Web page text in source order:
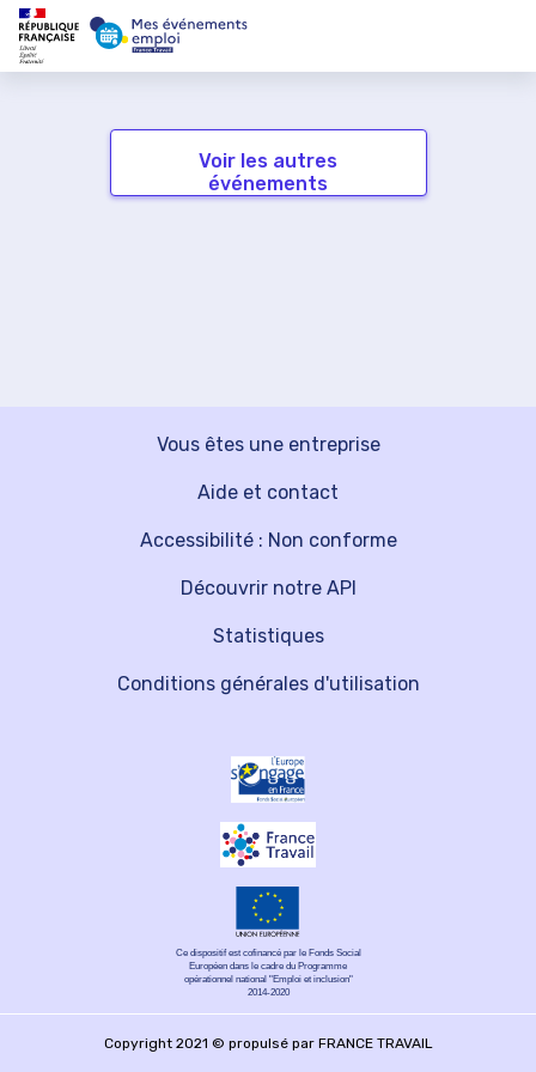
Voir les autres
événements
Vous êtes une entreprise
Découvrir notre API
Aide et contact
Statistiques
Accessibilité : Non conforme
Conditions générales d'utilisation
Ce dispositif est cofinancé par le Fonds Social
Européen dans le cadre du Programme
opérationnel national "Emploi et inclusion"
2014-2020
Copyright 2021 © propulsé par FRANCE TRAVAIL